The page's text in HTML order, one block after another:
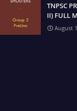
TNPSC
II) FULL
August